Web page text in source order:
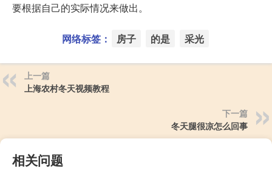
要根据自己的实际情况来做出。
网络标签： 房子 的是 采光
上一篇
上海农村冬天视频教程
下一篇
冬天腿很凉怎么回事
相关问题